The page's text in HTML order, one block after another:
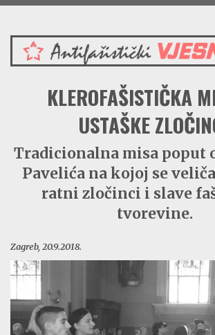
VIJESTI
REDAKCIJSKI KOMENTAR
VJESNIKOV KALENDAR
CRVENI ZABAVNIK
PRENOSIMO
SPOMENICI
KLEROFAŠISTIČKA
USTAŠKE
Tradicionalna misa poput
Pavelića na kojoj se
ratni zločinci i slave
tvorevine.
Zagreb, 20.9.2018.